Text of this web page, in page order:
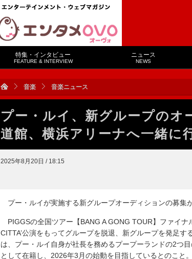
特集・インタビュー
FEATURE & INTERVIEW
ニュース
NEWS
音楽 音楽ニュース
プー・ルイ、新グループのオ
道館、横浜アリーナへ一緒に
2025年8月20日 / 18:15
プー・ルイが実施する新グループオーディションの募集
PIGGSの全国ツアー【BANG A GONG TOUR】ファイ
CITTA’公演をもってグループを脱退、新グループを発足
は、プー・ルイ自身が社長を務めるプープーランドの2つ
として在籍し、2026年3月の始動を目指しているとのこと